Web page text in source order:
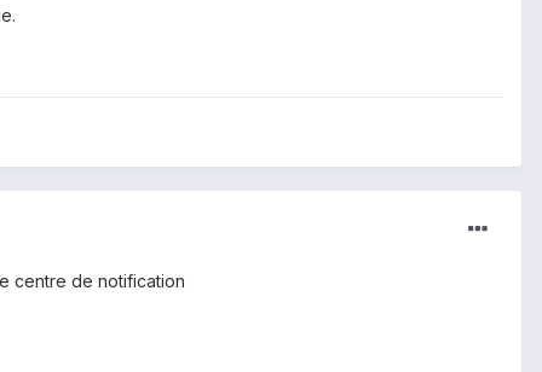
centre de notification